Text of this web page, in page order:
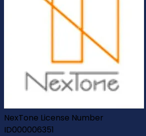
NexTone License Number
ID000006351